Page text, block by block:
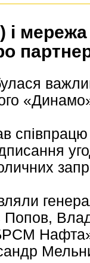
і
Попов,